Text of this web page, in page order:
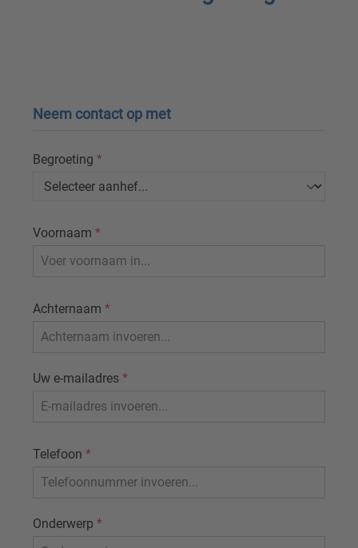
Neem contact op met
Begroeting *
Voornaam *
Achternaam *
Uw e-mailadres *
Telefoon *
Onderwerp *